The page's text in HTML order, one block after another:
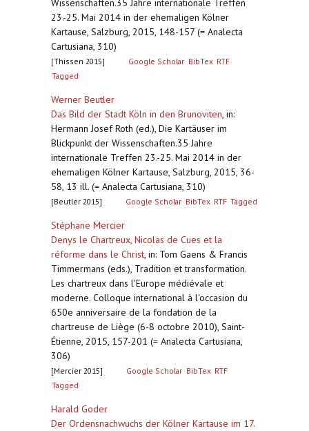
Wissenschaften.35 Jahre internationale Treffen
23.-25. Mai 2014 in der ehemaligen Kölner
Kartause, Salzburg, 2015, 148-157 (= Analecta
Cartusiana, 310)
[Thissen 2015] Google Scholar BibTex RTF
Tagged
Werner Beutler
Das Bild der Stadt Köln in den Brunoviten, in:
Hermann Josef Roth (ed.), Die Kartäuser im
Blickpunkt der Wissenschaften.35 Jahre
internationale Treffen 23.-25. Mai 2014 in der
ehemaligen Kölner Kartause, Salzburg, 2015, 36-
58, 13 ill. (= Analecta Cartusiana, 310)
[Beutler 2015] Google Scholar BibTex RTF Tagged
Stéphane Mercier
Denys le Chartreux, Nicolas de Cues et la
réforme dans le Christ, in: Tom Gaens & Francis
Timmermans (eds.), Tradition et transformation.
Les chartreux dans l'Europe médiévale et
moderne. Colloque international à l'occasion du
650e anniversaire de la fondation de la
chartreuse de Liège (6-8 octobre 2010), Saint-
Étienne, 2015, 157-201 (= Analecta Cartusiana,
306)
[Mercier 2015] Google Scholar BibTex RTF
Tagged
Harald Goder
Der Ordensnachwuchs der Kölner Kartause im 17.